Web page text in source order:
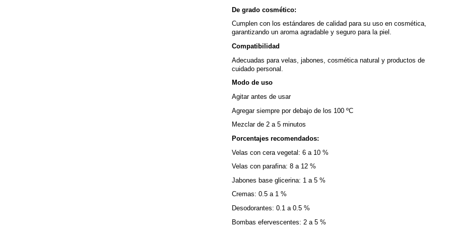
De grado cosmético:
Cumplen con los estándares de calidad para su uso en cosmética,
garantizando un aroma agradable y seguro para la piel.
Compatibilidad
Adecuadas para velas, jabones, cosmética natural y productos de
cuidado personal.
Modo de uso
Agitar antes de usar
Agregar siempre por debajo de los 100 ºC
Mezclar de 2 a 5 minutos
Porcentajes recomendados:
Velas con cera vegetal: 6 a 10 %
Velas con parafina: 8 a 12 %
Jabones base glicerina: 1 a 5 %
Cremas: 0.5 a 1 %
Desodorantes: 0.1 a 0.5 %
Bombas efervescentes: 2 a 5 %